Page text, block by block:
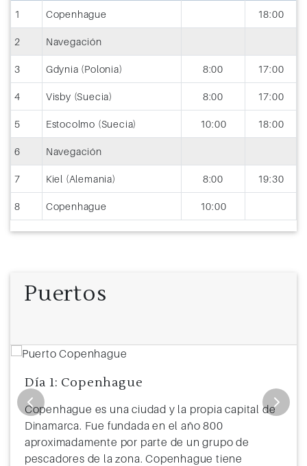
1 Copenhague 18:00
2 Navegación
3 Gdynia (Polonia) 8:00 17:00
4 Visby (Suecia) 8:00 17:00
5 Estocolmo (Suecia) 10:00 18:00
6 Navegación
7 Kiel (Alemania) 8:00 19:30
8 Copenhague 10:00
Puertos
Día 1: Copenhague
Copenhague es una ciudad y la propia capital de
Dinamarca. Fue fundada en el año 800
aproximadamente por parte de un grupo de
pescadores de la zona. Copenhague tiene